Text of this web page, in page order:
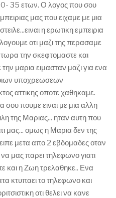
35 ετων. Ο λογος που σου
μας που ειχαμε με μια
η ερωτικη εμπειρια
οτι μαζι της περασαμε
την σκεφτομαστε και
μαρια ειμασταν μαζι για ενα
υποχρεωσεων
αττικης οποτε χαθηκαμε.
σου πουμε ειναι με μια αλλη
της Μαριας... ηταν αυτη που
μας... ομως η Μαρια δεν της
ειπε μετα απο 2 εβδομαδες οταν
μας παρει τηλεφωνο γιατι
και η Ζωη τρελαθηκε.. Ενα
κτυπαει το τηλεφωνο και
οτι θελει να κανε